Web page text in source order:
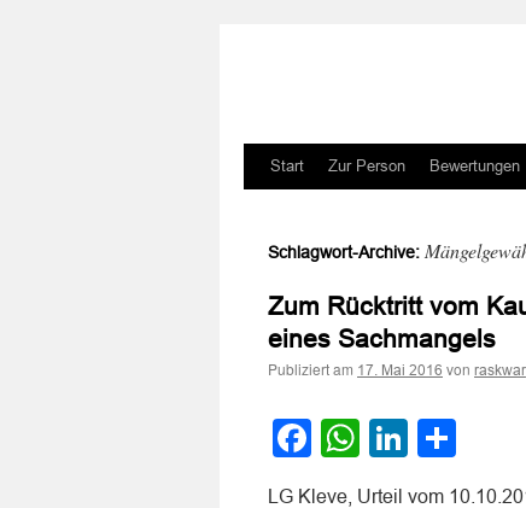
Zum
springen
Start Zur Person Bewertungen
Schlagwort-Archive:
Zum Rücktritt vom
eines Sachmangels
Publiziert am 17. Mai 2016 von raskwar
Facebook
WhatsApp
LG Kleve, Urteil vom